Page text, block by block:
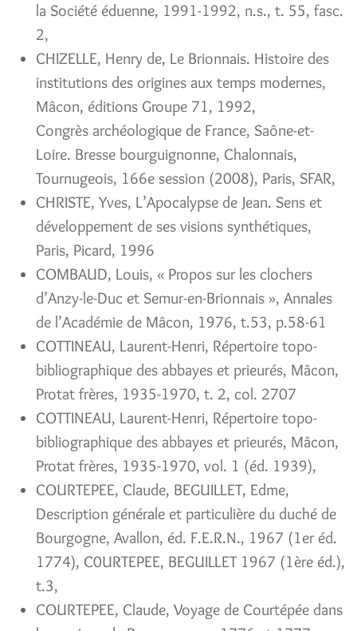
la Société éduenne, 1991-1992, n.s., t. 55, fasc.
2,
CHIZELLE, Henry de, Le Brionnais. Histoire des
institutions des origines aux temps modernes,
Mâcon, éditions Groupe 71, 1992,
Congrès archéologique de France, Saône-et-
Loire. Bresse bourguignonne, Chalonnais,
Tournugeois, 166e session (2008), Paris, SFAR,
CHRISTE, Yves, L’Apocalypse de Jean. Sens et
développement de ses visions synthétiques,
Paris, Picard, 1996
COMBAUD, Louis, « Propos sur les clochers
d’Anzy-le-Duc et Semur-en-Brionnais », Annales
de l’Académie de Mâcon, 1976, t.53, p.58-61
COTTINEAU, Laurent-Henri, Répertoire topo-
bibliographique des abbayes et prieurés, Mâcon,
Protat frères, 1935-1970, t. 2, col. 2707
COTTINEAU, Laurent-Henri, Répertoire topo-
bibliographique des abbayes et prieurés, Mâcon,
Protat frères, 1935-1970, vol. 1 (éd. 1939),
COURTEPEE, Claude, BEGUILLET, Edme,
Description générale et particulière du duché de
Bourgogne, Avallon, éd. F.E.R.N., 1967 (1er éd.
1774), C0URTEPEE, BEGUILLET 1967 (1ère éd.),
t.3,
COURTEPEE, Claude, Voyage de Courtépée dans